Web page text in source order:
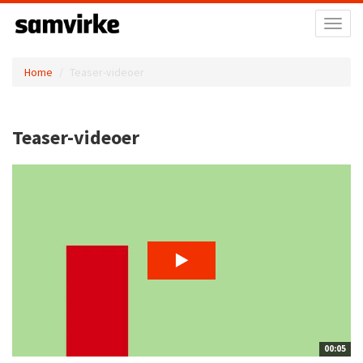
Home Teaser-videoer
Teaser-videoer
00:05